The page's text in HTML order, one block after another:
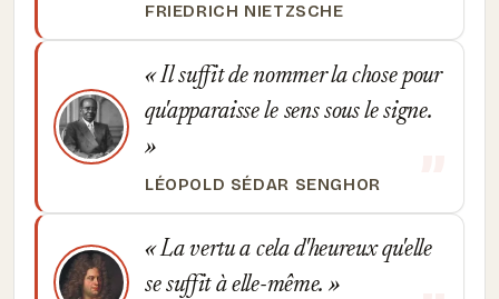
FRIEDRICH NIETZSCHE
Il suffit de nommer la chose pour
qu'apparaisse le sens sous le signe.
LÉOPOLD SÉDAR SENGHOR
La vertu a cela d'heureux qu'elle
se suffit à elle-même.